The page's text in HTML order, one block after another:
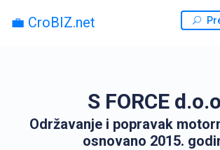
💼 CroBIZ.net
S FORCE
Održavanje i popravak
osnovano 2015.